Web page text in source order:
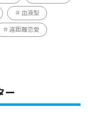
血液型
遠距離恋愛
ー